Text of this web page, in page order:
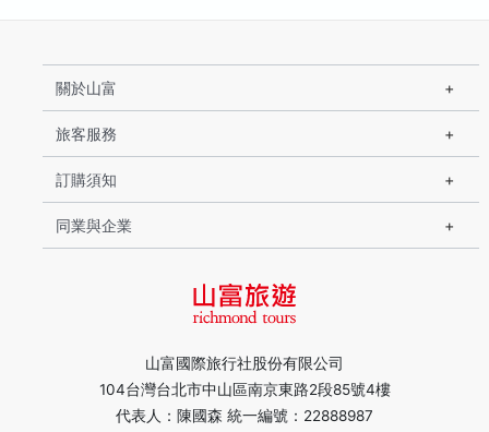
山富國際旅行社股份有限公司
104台灣台北市中山區南京東路2段85號4樓
代表人：陳國森 統一編號：22888987
關於山富
旅客服務
訂購須知
同業與企業